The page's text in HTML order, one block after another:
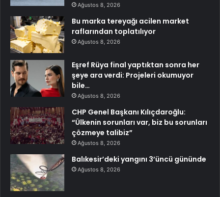
Ağustos 8, 2026
Bu marka tereyağı acilen market
raflarından toplatılıyor
Ağustos 8, 2026
Eşref Rüya final yaptıktan sonra her
şeye ara verdi: Projeleri okumuyor
bile…
Ağustos 8, 2026
CHP Genel Başkanı Kılıçdaroğlu:
“Ülkenin sorunları var, biz bu sorunları
çözmeye talibiz”
Ağustos 8, 2026
Balıkesir’deki yangını 3’üncü gününde
Ağustos 8, 2026